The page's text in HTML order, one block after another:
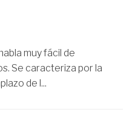
muy fácil de
Se caracteriza por la
de l...